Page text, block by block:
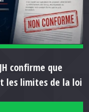
confirme que
les limites de la loi